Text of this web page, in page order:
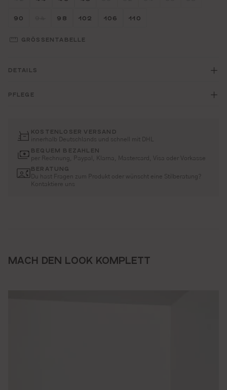
Größe wählen
90 Größe wählen
Größe wählen
98 Größe wählen
102 Größe wählen
106 Größe wählen
110
GRÖSSENTABELLE
DETAILS
PFLEGE
KOSTENLOSER VERSAND
innerhalb Deutschlands und schnell mit DHL
BEQUEM BEZAHLEN
per Rechnung, Paypal, Klarna, Mastercard, Visa oder Vorkasse
BERATUNG
Du hast Fragen zum Produkt oder wünscht eine Stilberatung?
Kontaktiere uns
MACH DEN LOOK KOMPLETT